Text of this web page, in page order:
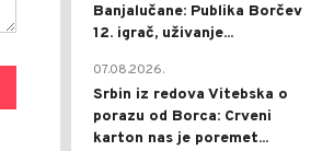
Banjalučane: Publika Borčev
12. igrač, uživanje...
07.08.2026.
Srbin iz redova Vitebska o
porazu od Borca: Crveni
karton nas je poremet...